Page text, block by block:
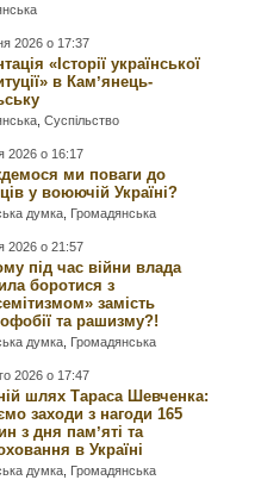
2026 о 17:37
«Історії української
в Камʼянець-
,Суспільство
2026 о 16:17
ми поваги до
у воюючій Україні?
думка Громадянська
2026 о 21:57
під час війни влада
боротися з
замість
та рашизму?!
думка Громадянська
2026 о 17:47
шлях Тараса Шевченка:
заходи з нагоди 165
з дня памʼяті та
в Україні
думка Громадянська